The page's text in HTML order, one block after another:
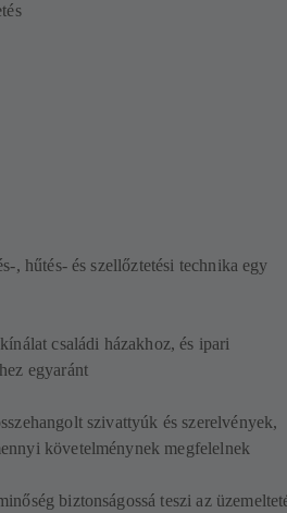
, hűtés- és szellőztetési technika egy
családi házakhoz, és ipari
egyaránt
szivattyúk és szerelvények,
követelménynek megfelelnek
biztonságossá teszi az